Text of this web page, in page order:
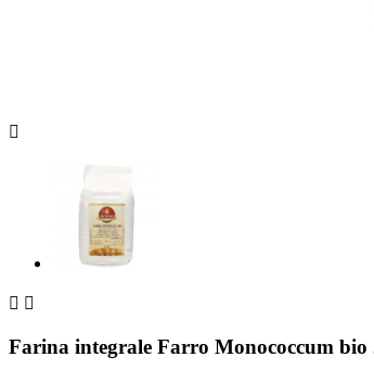

 
Farina integrale Farro Monococcum bio